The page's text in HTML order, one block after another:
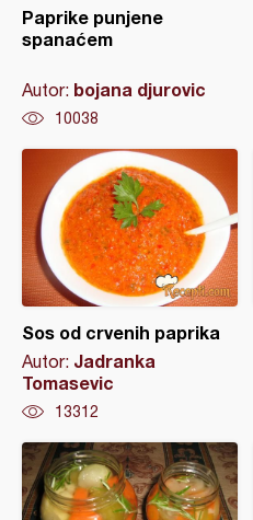
Paprike punjene
spanaćem
Autor: bojana djurovic
10038
Sos od crvenih paprika
Autor: Jadranka
Tomasevic
13312